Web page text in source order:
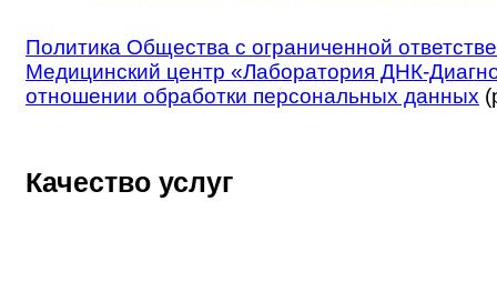
Политика Общества с ограниченной
Медицинский центр «Лаборатория ДНК-
отношении обработки персональных данных
Качество услуг